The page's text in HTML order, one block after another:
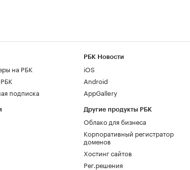
на РБК
подписка
РБК Новости
iOS
Android
AppGallery
Другие продукты РБК
Облако для бизнеса
Корпоративный регистратор
доменов
Хостинг сайтов
Рег.решения